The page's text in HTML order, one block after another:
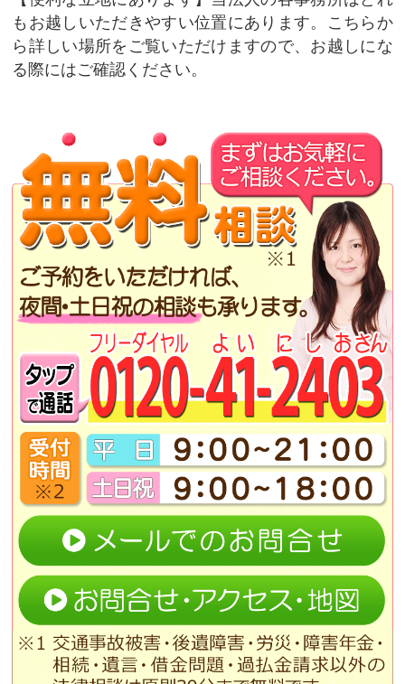
もお越しいただきやすい位置にあります。こちらか
ら詳しい場所をご覧いただけますので、お越しにな
る際にはご確認ください。